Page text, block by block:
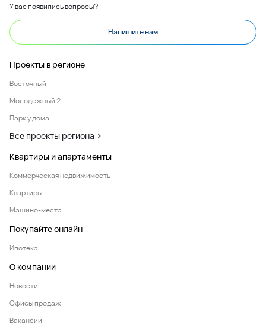
У вас появились вопросы?
Напишите нам
Проекты в регионе
Восточный
Молодежный 2
Парк у дома
Все проекты региона
Квартиры и апартаменты
Коммерческая недвижимость
Квартиры
Машино-места
Покупайте онлайн
Ипотека
О компании
Новости
Офисы продаж
Вакансии